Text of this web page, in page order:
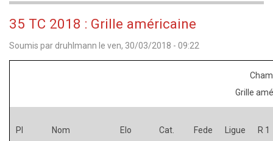
toutes
catégories
35 TC 2018 : Grille américaine
Soumis par druhlmann le ven, 30/03/2018 - 09:22
Grille
Pl Nom Elo Cat. Fede Ligue R 1